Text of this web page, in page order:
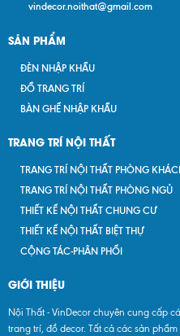
vindecor.noithat@gmail.com
SẢN PHẨM
ĐÈN NHẬP KHẨU
ĐỒ TRANG TRÍ
BÀN GHẾ NHẬP KHẨU
TRANG TRÍ NỘI THẤT
TRANG TRÍ NỘI THẤT PHÒNG
TRANG TRÍ NỘI THẤT PHÒNG NGỦ
THIẾT KẾ NỘI THẤT CHUNG CƯ
THIẾT KẾ NỘI THẤT BIỆT THỰ
CỘNG TÁC-PHÂN PHỐI
GIỚI THIỆU
Nội Thất - VinDecor chuyên cung cấp
trang trí, đồ decor. Tất cả các sản